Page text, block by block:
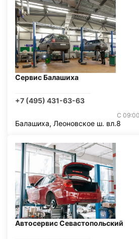
Сервис Балашиха
+7 (495) 431-63-63
С
Балашиха, Леоновское ш. вл.8
Автосервис Севастопольский